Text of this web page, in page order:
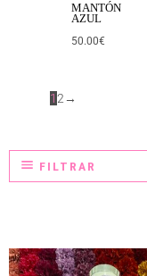
MANTÓN
AZUL
50.00€
12→
FILTRAR